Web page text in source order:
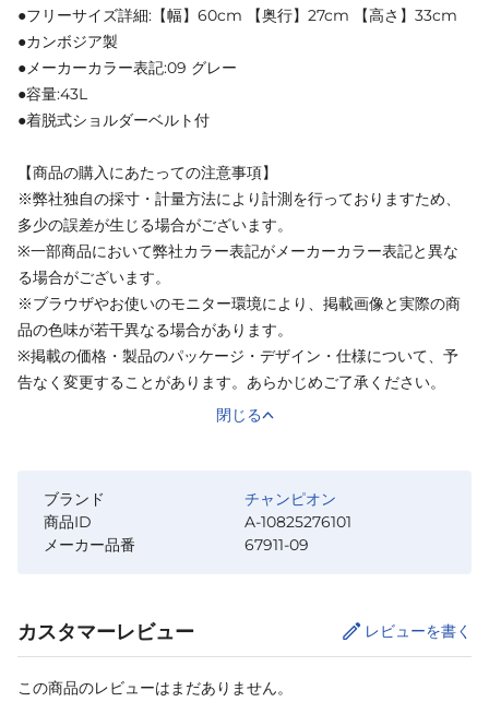
●フリーサイズ詳細:【幅】60cm 【奥行】27cm 【高さ】33cm
●カンボジア製
●メーカーカラー表記:09 グレー
●容量:43L
●着脱式ショルダーベルト付
【商品の購入にあたっての注意事項】
※弊社独自の採寸・計量方法により計測を行っておりますため、
多少の誤差が生じる場合がございます。
※一部商品において弊社カラー表記がメーカーカラー表記と異な
る場合がございます。
※ブラウザやお使いのモニター環境により、掲載画像と実際の商
品の色味が若干異なる場合があります。
※掲載の価格・製品のパッケージ・デザイン・仕様について、予
告なく変更することがあります。あらかじめご了承ください。
閉じる
ブランド
チャンピオン
商品ID
A-10825276101
メーカー品番
67911-09
カスタマーレビュー レビューを書く
この商品のレビューはまだありません。